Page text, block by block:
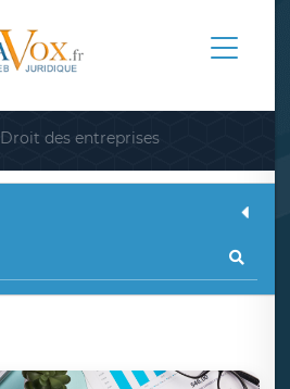
Droit des entreprises